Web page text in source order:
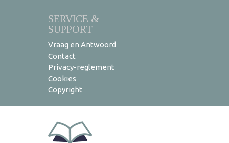
SERVICE &
SUPPORT
Vraag en Antwoord
Contact
Privacy-reglement
Cookies
Copyright